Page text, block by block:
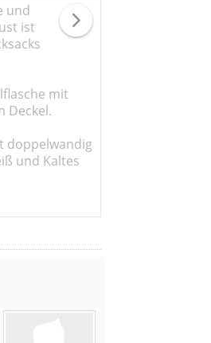
und
ist
mit
Deckel.
doppelwandig
und Kaltes